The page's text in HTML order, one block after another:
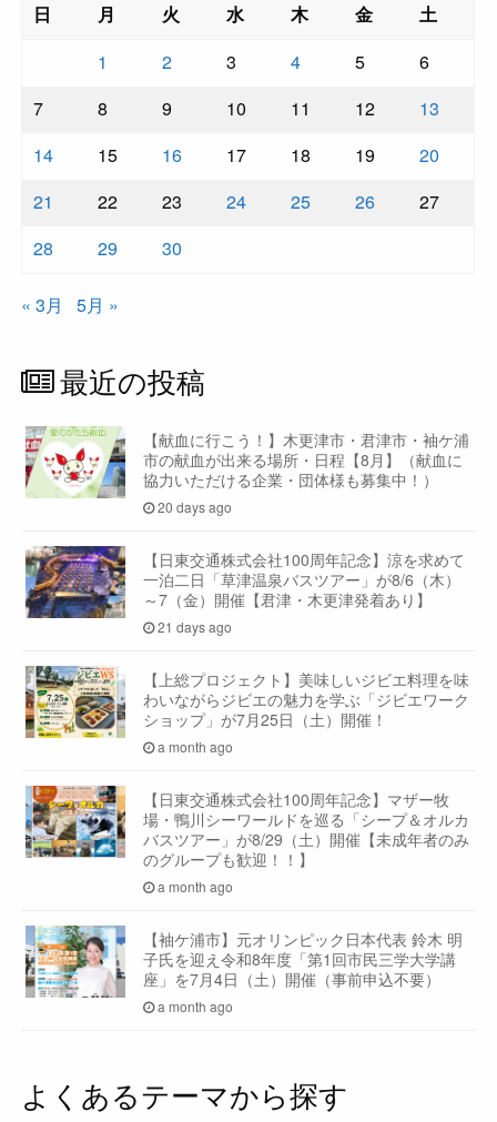
日
月 火 水 木 金
土
1
2 3 4 5
6
7
8 9 10 11 12
13
14
15 16 17 18 19
20
21
22 23 24 25 26
27
28
29 30
« 3月 5月 »
最近の投稿
【献血に行こう！】木更津市・君津市・袖ケ浦
市の献血が出来る場所・日程【8月】（献血に
協力いただける企業・団体様も募集中！）
20 days ago
【日東交通株式会社100周年記念】涼を求めて
一泊二日「草津温泉バスツアー」が8/6（木）
～7（金）開催【君津・木更津発着あり】
21 days ago
【上総プロジェクト】美味しいジビエ料理を味
わいながらジビエの魅力を学ぶ「ジビエワーク
ショップ」が7月25日（土）開催！
a month ago
【日東交通株式会社100周年記念】マザー牧
場・鴨川シーワールドを巡る「シープ＆オルカ
バスツアー」が8/29（土）開催【未成年者のみ
のグループも歓迎！！】
a month ago
【袖ケ浦市】元オリンピック日本代表 鈴木 明
子氏を迎え令和8年度「第1回市民三学大学講
座」を7月4日（土）開催（事前申込不要）
a month ago
よくあるテーマから探す